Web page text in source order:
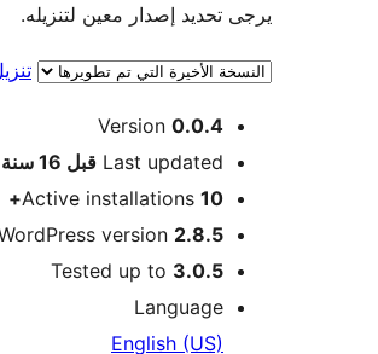
يرجى تحديد إصدار معين لتنزيله.
ميتا
Meta
Version 0.0.4
Last updated قبل 16 سنة
Active installations 10+
version 2.8.5 أو أعلى
Tested up to 3.0.5
Language
English (US)